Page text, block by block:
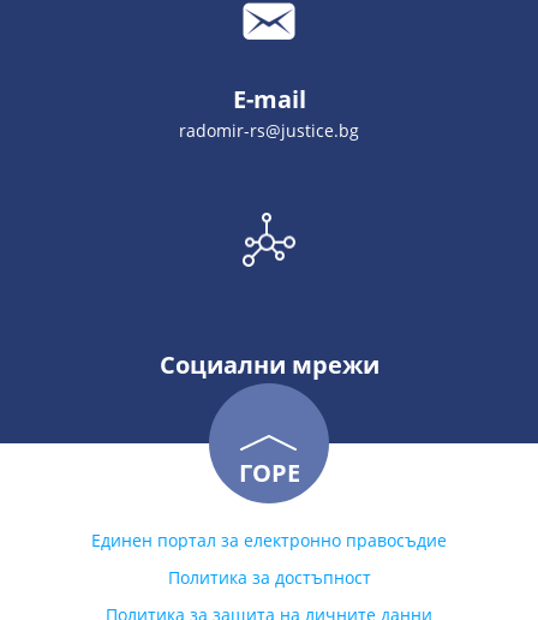
E-mail
radomir-rs@justice.bg
Социални мрежи
ГОРЕ
Единен портал за електронно правосъдие
Политика за достъпност
Политика за защита на личните данни